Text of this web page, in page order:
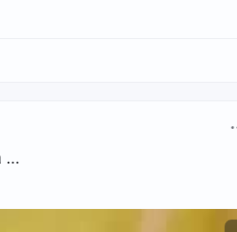
локализировано) Южной
длины от 40 до 50 мм. У
типа.